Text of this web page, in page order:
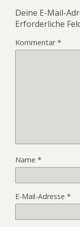
Deine E-Mail-
Erforderliche
Kommentar*
Name *
E-Mail-Adresse *